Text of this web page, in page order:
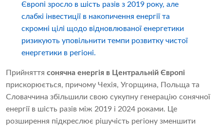
Європі зросло в шість разів з 2019 року, але
слабкі інвестиції в накопичення енергії та
скромні цілі щодо відновлюваної енергетики
ризикують уповільнити темпи розвитку чистої
енергетики в регіоні.
Прийняття сонячна енергія в Центральній Європі
прискорюється, причому Чехія, Угорщина, Польща та
Словаччина збільшили свою сукупну генерацію сонячної
енергії в шість разів між 2019 і 2024 роками. Це
розширення підкреслює рішучість регіону зменшити